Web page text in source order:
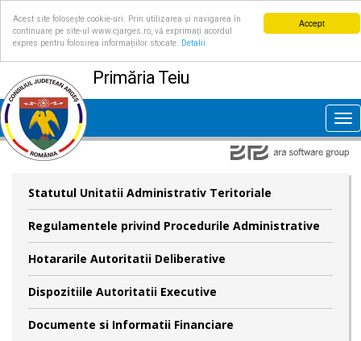
Accept
Acest site folosește cookie-uri. Prin utilizarea și navigarea în
continuare pe site-ul www.cjarges.ro, vă exprimați acordul
expres pentru folosirea informațiilor stocate.
Detalii
Primăria Teiu
Statutul Unitatii Administrativ Teritoriale
Regulamentele privind Procedurile Administrative
Hotararile Autoritatii Deliberative
Dispozitiile Autoritatii Executive
Documente si Informatii Financiare